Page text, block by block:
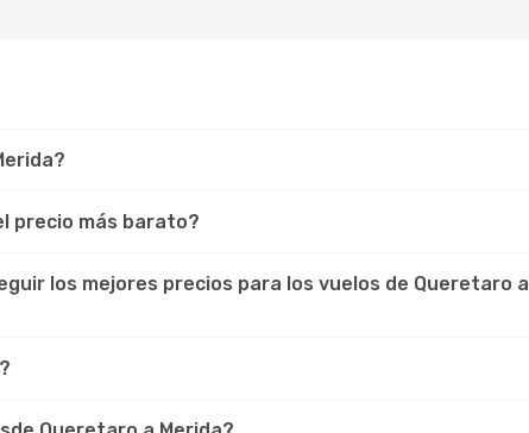
precio más barato?
los mejores precios para los vuelos de Queretaro a